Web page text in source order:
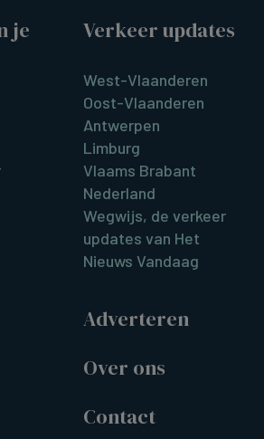
je Verkeer updates
West-Vlaanderen
Oost-Vlaanderen
Antwerpen
Limburg
Vlaams Brabant
Nederland
Wegwijs, de verkeer
updates van Het
Nieuws Vandaag
Adverteren
Over ons
Contact